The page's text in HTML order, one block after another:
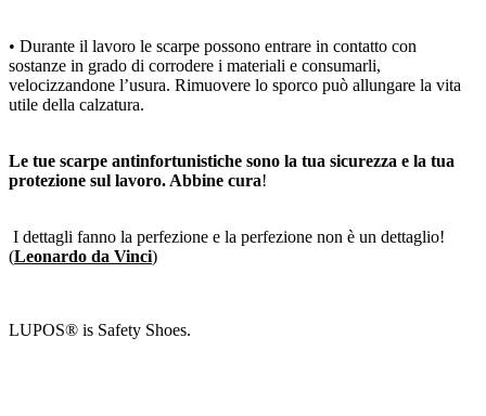
• Durante il lavoro le scarpe possono entrare in contatto con
sostanze in grado di corrodere i materiali e consumarli,
velocizzandone l’usura. Rimuovere lo sporco può allungare la vita
utile della calzatura.
Le tue scarpe antinfortunistiche sono la tua sicurezza e la tua
protezione sul lavoro. Abbine cura!
I dettagli fanno la perfezione e la perfezione non è un dettaglio!
(Leonardo da Vinci)
LUPOS® is Safety Shoes.